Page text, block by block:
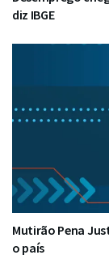
diz IBGE
Mutirão Pena
o país